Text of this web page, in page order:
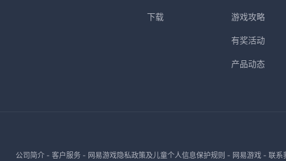
下载 游戏攻略
有奖活动
产品动态
公司简介- 客户服务- 网易游戏隐私政策及儿童个人信息保护规则 - 网易游戏- 联系